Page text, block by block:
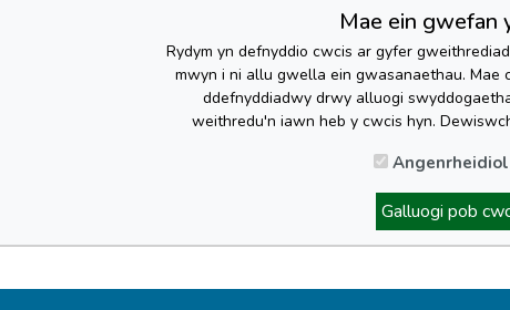
Mae ein gwefan
Rydym yn defnyddio cwcis ar gyfer
mwyn i ni allu gwella ein gwasanaethau.
ddefnyddiadwy drwy alluogi
weithredu'n iawn heb y cwcis hyn.
Angenrheidiol
Galluogi pob